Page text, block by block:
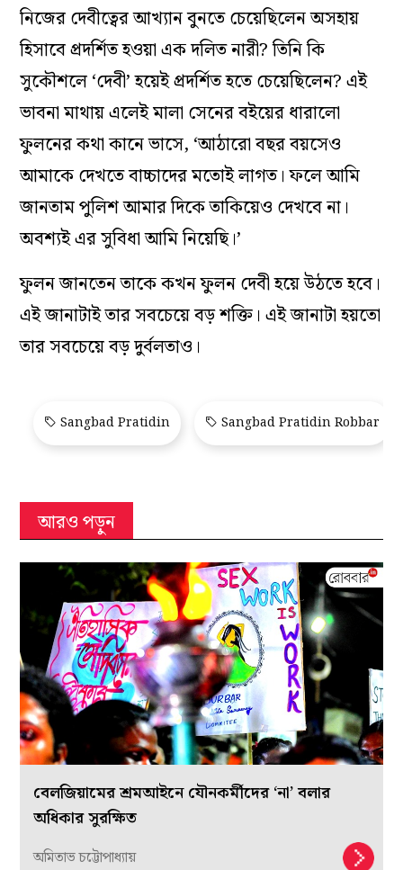
নিজের দেবীত্বের আখ্যান বুনতে চেয়েছিলেন অসহায়
হিসাবে প্রদর্শিত হওয়া এক দলিত নারী? তিনি কি
সুকৌশলে ‘দেবী’ হয়েই প্রদর্শিত হতে চেয়েছিলেন? এই
ভাবনা মাথায় এলেই মালা সেনের বইয়ের ধারালো
ফুলনের কথা কানে ভাসে, ‘আঠারো বছর বয়সেও
আমাকে দেখতে বাচ্চাদের মতোই লাগত। ফলে আমি
জানতাম পুলিশ আমার দিকে তাকিয়েও দেখবে না।
অবশ্যই এর সুবিধা আমি নিয়েছি।’
ফুলন জানতেন তাকে কখন ফুলন দেবী হয়ে উঠতে হবে।
এই জানাটাই তার সবচেয়ে বড় শক্তি। এই জানাটা হয়তো
তার সবচেয়ে বড় দুর্বলতাও।
Sangbad Pratidin Sangbad Pratidin Robbar
আরও পড়ুন
বেলজিয়ামের শ্রমআইনে যৌনকর্মীদের ‘না’ বলার
অধিকার সুরক্ষিত
অমিতাভ চট্টোপাধ্যায়